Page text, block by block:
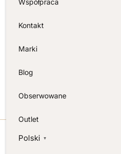
wnętrz, a nasza oferta to
do naszego salonu w
o jej wyjątkowym uroku.
Współpraca
Kontakt
Marki
Blog
Obserwowane
Outlet
Polski ▼